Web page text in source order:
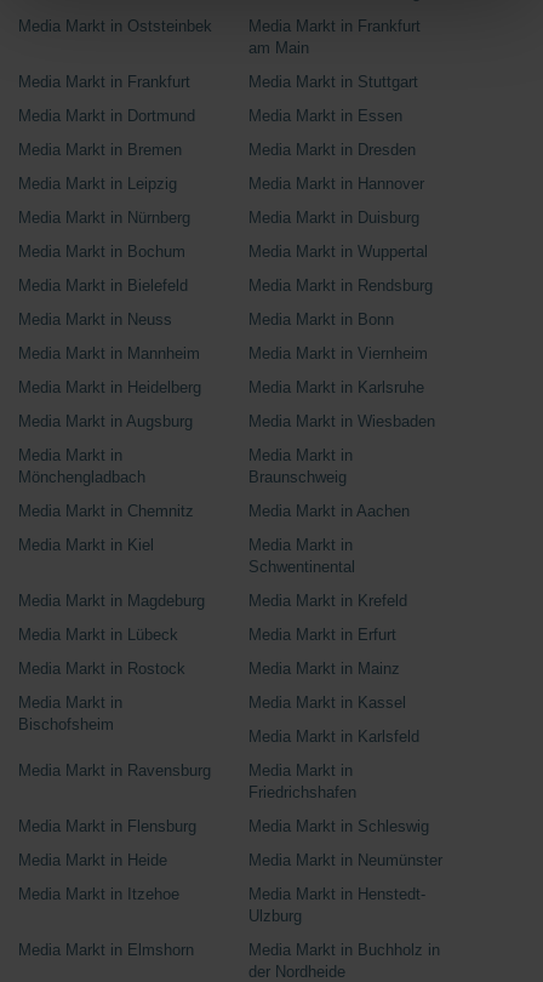
Media Markt in Oststeinbek
Media Markt in Frankfurt
am Main
Media Markt in Frankfurt
Media Markt in Stuttgart
Media Markt in Dortmund
Media Markt in Essen
Media Markt in Bremen
Media Markt in Dresden
Media Markt in Leipzig
Media Markt in Hannover
Media Markt in Nürnberg
Media Markt in Duisburg
Media Markt in Bochum
Media Markt in Wuppertal
Media Markt in Bielefeld
Media Markt in Rendsburg
Media Markt in Neuss
Media Markt in Bonn
Media Markt in Mannheim
Media Markt in Viernheim
Media Markt in Heidelberg
Media Markt in Karlsruhe
Media Markt in Augsburg
Media Markt in Wiesbaden
Media Markt in
Mönchengladbach
Media Markt in
Braunschweig
Media Markt in Chemnitz
Media Markt in Aachen
Media Markt in Kiel
Media Markt in
Schwentinental
Media Markt in Magdeburg
Media Markt in Krefeld
Media Markt in Lübeck
Media Markt in Erfurt
Media Markt in Rostock
Media Markt in Mainz
Media Markt in
Bischofsheim
Media Markt in Kassel
Media Markt in Karlsfeld
Media Markt in Ravensburg
Media Markt in
Friedrichshafen
Media Markt in Flensburg
Media Markt in Schleswig
Media Markt in Heide
Media Markt in Neumünster
Media Markt in Itzehoe
Media Markt in Henstedt-
Ulzburg
Media Markt in Elmshorn
Media Markt in Buchholz in
der Nordheide